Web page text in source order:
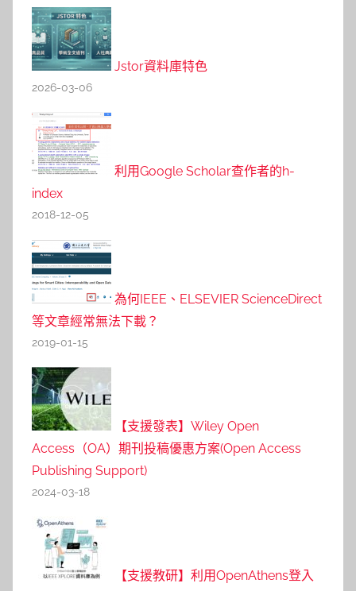
Jstor資料庫特色
2026-03-06
利用Google Scholar查作者的h-
index
2018-12-05
為何IEEE、ELSEVIER ScienceDirect
等文章經常無法下載？
2019-01-15
【支援發表】Wiley Open
Access（OA）期刊投稿優惠方案(Open Access
Publishing Support)
2024-03-18
【支援教研】利用OpenAthens登入